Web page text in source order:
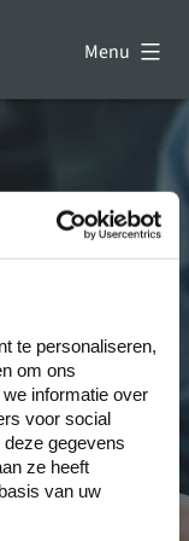
te personaliseren,
om ons
informatie over
voor social
gegevens
ze heeft
van uw
Menu